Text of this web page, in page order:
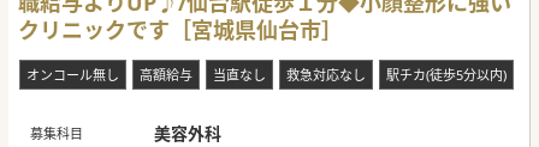
クリニックです［宮城県仙台市］
オンコール無し 高額給与 当直なし 救急対応なし 駅チカ(徒歩5分以内)
募集科目 美容外科